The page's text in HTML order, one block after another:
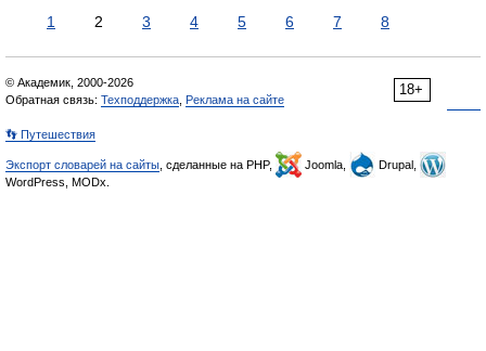
1 2 3 4 5 6 7 8
18+
© Академик, 2000-2026
Обратная связь: Техподдержка Реклама на сайте
👣 Путешествия
Экспорт словарей на сайты , сделанные на PHP, Joomla,
Drupal,
WordPress, MODx.